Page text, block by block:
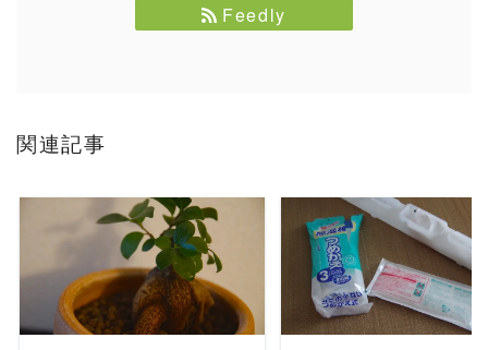
Feedly
関連記事
READ MORE READ MORE